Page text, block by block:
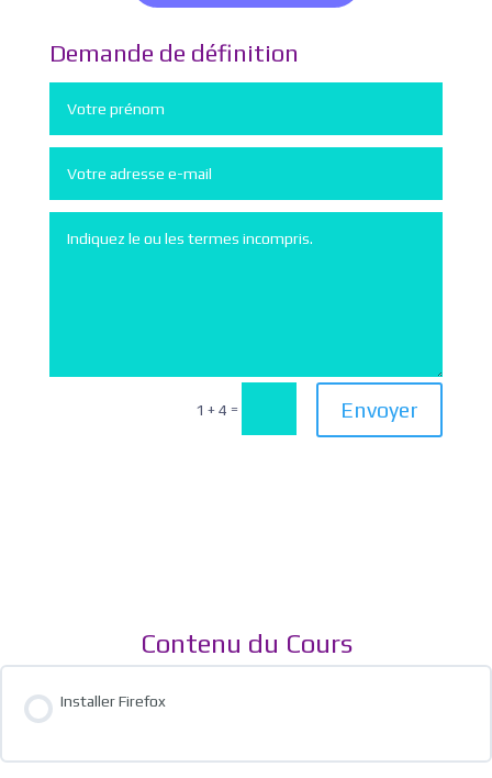
Demande de définition
1 + 4 = Envoyer
Contenu du Cours
Installer Firefox